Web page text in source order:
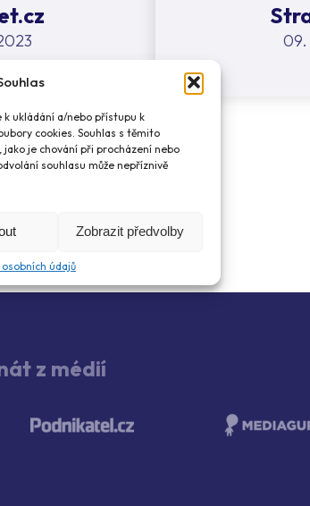
k ukládání a/nebo přístupu k
cookies. Souhlas s těmito
je chování při procházení nebo
souhlasu může nepříznivě
Zobrazit předvolby
údajů
09.
2
z médií